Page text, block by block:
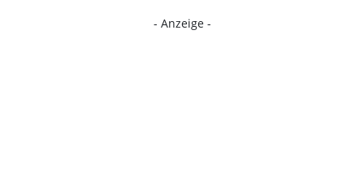
- Anzeige -